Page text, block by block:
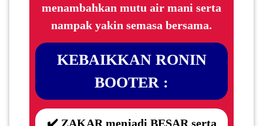
menambahkan mutu air mani serta
nampak yakin semasa bersama.
KEBAIKKAN RONIN
BOOTER :
✔️ ZAKAR menjadi BESAR serta
KELANTAN(22)
PERAK(41)
NEGERI